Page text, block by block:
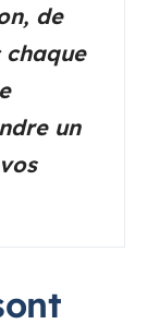
de
un